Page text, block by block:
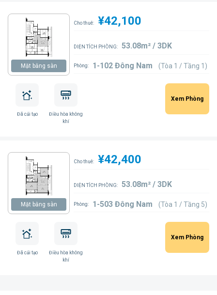
Mặt bằng sàn
Cho thuê: ¥42,100
DIỆN TÍCH PHÒNG: 53.08m² / 3DK
Phòng: 1-102 Đông Nam (Tòa 1 / Tầng 1)
Đã cải tạo
Điều hòa không
khí
Xem Phòng
Mặt bằng sàn
Cho thuê: ¥42,400
DIỆN TÍCH PHÒNG: 53.08m² / 3DK
Phòng: 1-503 Đông Nam (Tòa 1 / Tầng 5)
Đã cải tạo
Điều hòa không
khí
Xem Phòng